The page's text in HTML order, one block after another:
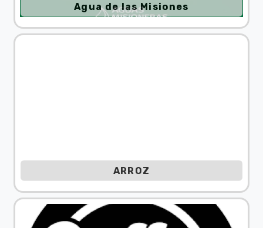
Agua de las Misiones
ARROZ